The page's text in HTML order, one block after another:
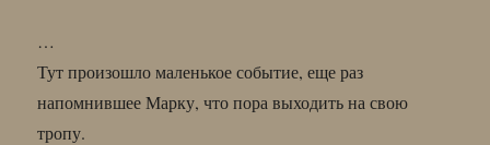
…
Тут произошло маленькое событие, еще раз
напомнившее Марку, что пора выходить на свою
тропу.